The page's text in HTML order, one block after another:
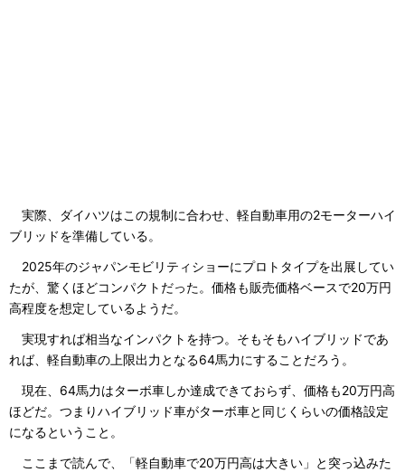
実際、ダイハツはこの規制に合わせ、軽自動車用の2モーターハイ
ブリッドを準備している。
2025年のジャパンモビリティショーにプロトタイプを出展してい
たが、驚くほどコンパクトだった。価格も販売価格ベースで20万円
高程度を想定しているようだ。
実現すれば相当なインパクトを持つ。そもそもハイブリッドであ
れば、軽自動車の上限出力となる64馬力にすることだろう。
現在、64馬力はターボ車しか達成できておらず、価格も20万円高
ほどだ。つまりハイブリッド車がターボ車と同じくらいの価格設定
になるということ。
ここまで読んで、「軽自動車で20万円高は大きい」と突っ込みた